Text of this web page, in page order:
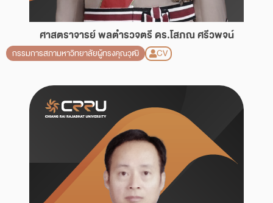
ศาสตราจารย์ พลตำรวจตรี ดร.โสภณ ศรีวพจน์
กรรมการสภามหาวิทยาลัยผู้ทรงคุณวุฒิ CV